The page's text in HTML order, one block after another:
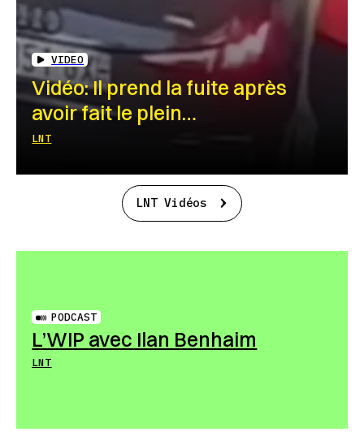
VIDEO
Vidéo: Il prend la fuite après
avoir fait le plein…
LNT
LNT Vidéos
PODCAST
L’WIP avec Ilan Benhaim
LNT